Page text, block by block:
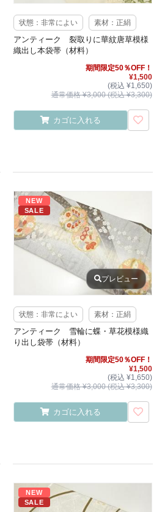
状態：非常によい 素材：正絹
アンティーク 裂取りに華紋唐草模様
織出し本袋帯（材料）
期間限定50％OFF！
¥1,500
(税込 ¥1,650)
通常価格 ¥3,000 (税込 ¥3,300)
カゴに入れる
NEW
SALE
プレビュー
状態：非常によい 素材：正絹
アンティーク 雪輪に蝶・草花模様織
り出し袋帯（材料）
期間限定50％OFF！
¥1,500
(税込 ¥1,650)
通常価格 ¥3,000 (税込 ¥3,300)
カゴに入れる
NEW
SALE